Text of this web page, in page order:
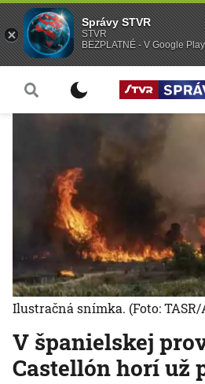
V španielskej
Castellón horí už
Ilustračná snímka. (Foto: TASR/
Správy STVR
STVR
BEZPLATNÉ - V Google Play